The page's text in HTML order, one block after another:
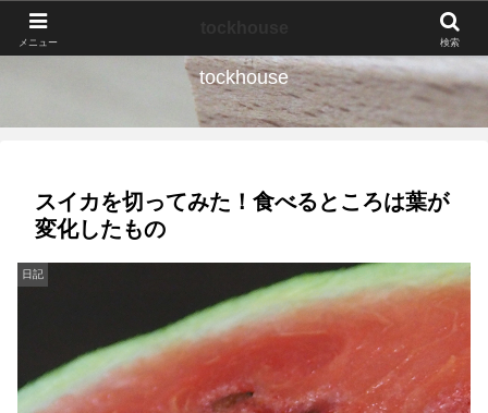
tockhouse
スイカを切ってみた！食べるところは葉が
変化したもの
日記
メニュー 検索